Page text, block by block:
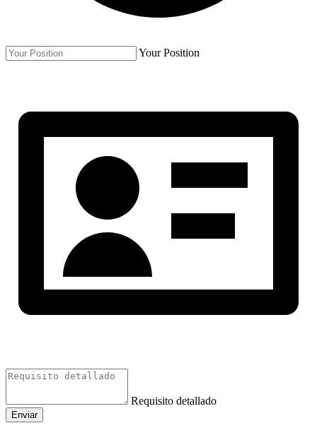
Your Position
Requisito detallado
Enviar